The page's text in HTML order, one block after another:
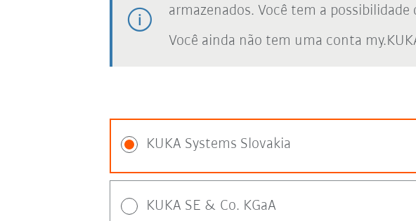
armazenados. Você tem a
Você ainda não tem uma conta
KUKA Systems Slovakia
KUKA SE & Co. KGaA